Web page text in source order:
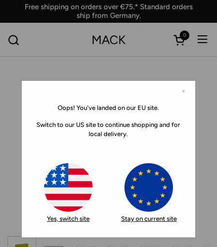
Skip to contentFree shipping on orders over €75.* Standard orders
ship from Germany.
×
Oops! You've landed on our EU site.
Switch to our US site to continue shopping and for
local delivery.
Yes, switch site Stay on current site
MACK Open cart
0